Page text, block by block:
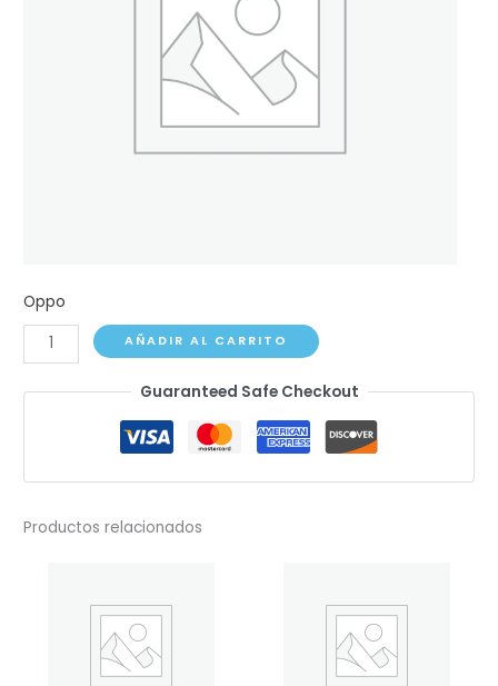
Oppo
Oppo
A12
cantidad
AÑADIR AL CARRITO
Guaranteed Safe Checkout
Productos relacionados